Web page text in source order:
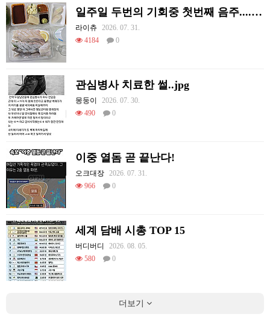
일주일 두번의 기회중 첫번째 음주....오늘도 혼술이네요
라이츄
2026. 07. 31.
4184
0
관심병사 치료한 썰..jpg
몽둥이
2026. 07. 30.
490
0
이중 열돔 곧 끝난다!
오크대장 2026. 07. 31.
966
0
세계 담배 시총 TOP 15
버디버디
2026. 08. 05.
580
0
더보기